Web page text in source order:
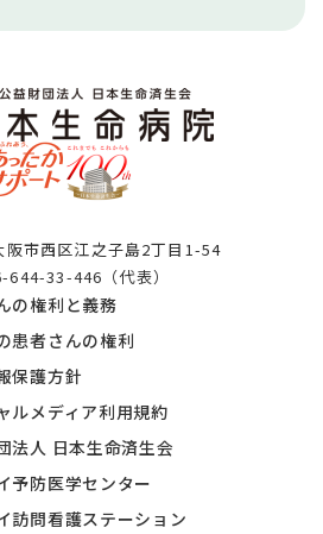
阪市西区江之子島2丁目1-54
644-33-446（代表）
の権利と義務
患者さんの権利
保護方針
ルメディア利用規約
法人 日本生命済生会
予防医学センター
訪問看護ステーション